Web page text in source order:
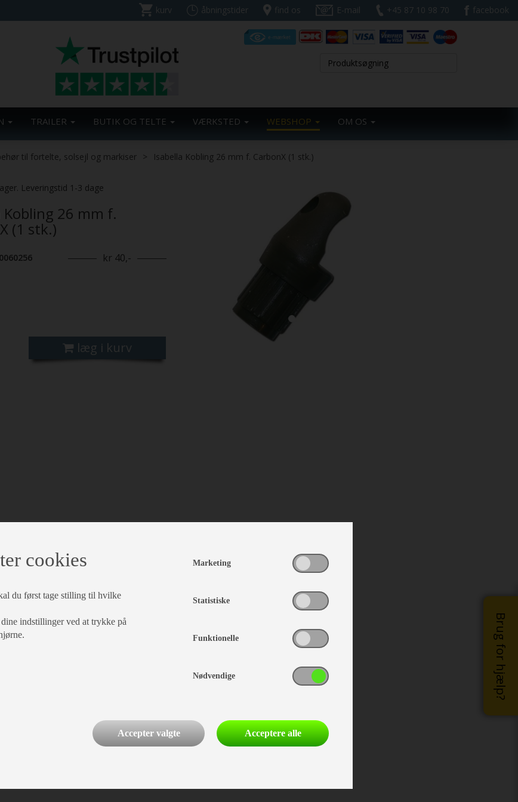
kurv åbningstider find os E-mail +45 87 10 98 70 facebook
TRAILER BUTIK OG TELTE VÆRKSTED WEBSHOP OM OS
Brug for hjælp?
til fortelte, solsejl og markiser Isabella Kobling 26 mm f. CarbonX (1 stk.)
Leveringstid 1-3 dage
Kobling 26 mm f.
(1 stk.)
kr 40,-
læg i kurv
cookies
du først tage stilling til hvilke
indstillinger ved at trykke på
Marketing
Statistiske
Funktionelle
Nødvendige
Accepter valgte Acceptere alle